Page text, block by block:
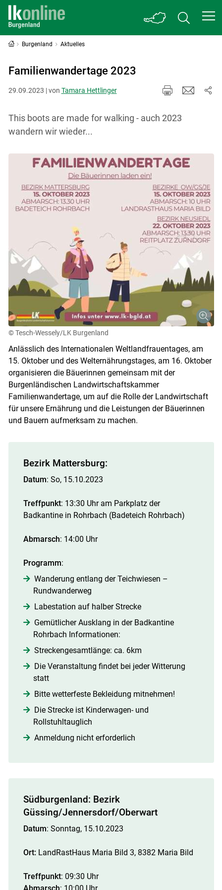
Skip to main content
Burgenland Aktuelles
Familienwandertage 2023
29.09.2023 | von Tamara Hettlinger
This boots are made for walking - auch 2023
wandern wir wieder...
© Tesch-Wessely/LK Burgenland
Anlässlich des Internationalen Weltlandfrauentages, am
15. Oktober und des Welternährungstages, am 16. Oktober
organisieren die Bäuerinnen gemeinsam mit der
Burgenländischen Landwirtschaftskammer
Familienwandertage, um auf die Rolle der Landwirtschaft
für unsere Ernährung und die Leistungen der Bäuerinnen
und Bauern aufmerksam zu machen.
Bezirk Mattersburg:
Datum: So, 15.10.2023
Treffpunkt: 13:30 Uhr am Parkplatz der
Badkantine in Rohrbach (Badeteich Rohrbach)
Abmarsch: 14:00 Uhr
Programm:
Wanderung entlang der Teichwiesen –
Rundwanderweg
Labestation auf halber Strecke
Gemütlicher Ausklang in der Badkantine
Rohrbach Informationen:
Streckengesamtlänge: ca. 6km
Die Veranstaltung findet bei jeder Witterung
statt
Bitte wetterfeste Bekleidung mitnehmen!
Die Strecke ist Kinderwagen- und
Rollstuhltauglich
Anmeldung nicht erforderlich
Südburgenland: Bezirk
Güssing/Jennersdorf/Oberwart
Datum: Sonntag, 15.10.2023
Ort: LandRastHaus Maria Bild 3, 8382 Maria Bild
Treffpunkt: 09:30 Uhr
Abmarsch: 10:00 Uhr